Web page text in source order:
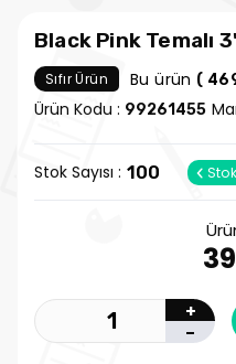
Black Pink Temalı
Sıfır Ürün Bu ürün (
Ürün Kodu : 99261455
Stok Sayısı : 100
+
-